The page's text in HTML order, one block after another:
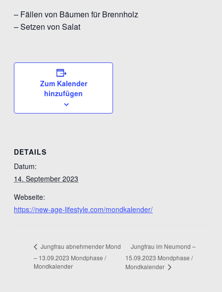
– Fällen von Bäumen für Brennholz
– Setzen von Salat
Zum Kalender
hinzufügen
DETAILS
Datum:
14. September 2023
Webseite:
https://new-age-lifestyle.com/mondkalender/
Jungfrau abnehmender Mond
– 13.09.2023 Mondphase /
Mondkalender
Jungfrau im Neumond –
15.09.2023 Mondphase /
Mondkalender